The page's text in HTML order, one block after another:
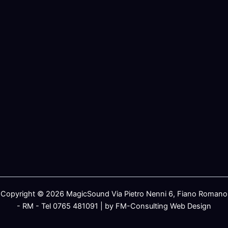
Copyright © 2026 MagicSound Via Pietro Nenni 6, Fiano Romano
- RM - Tel 0765 481091 | by FM-Consulting Web Design